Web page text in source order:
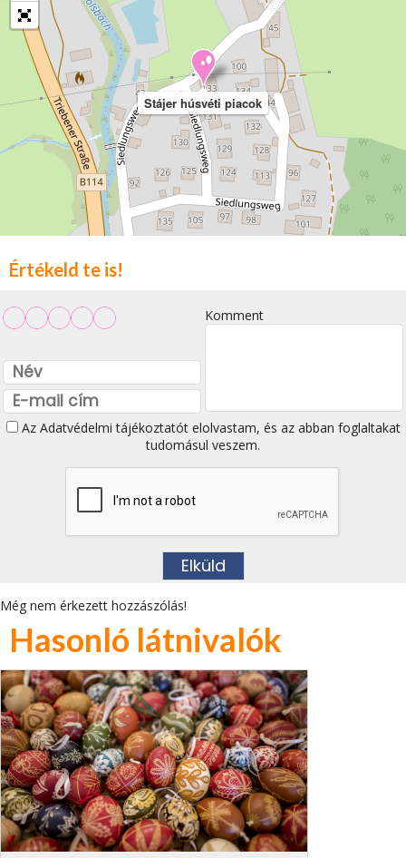
Stájer húsvéti piacok
Értékeld te is!
Komment
Az Adatvédelmi tájékoztatótelolvastam, és az abban foglaltakat
tudomásul veszem.
Még nem érkezett hozzászólás!
Hasonló látnivalók